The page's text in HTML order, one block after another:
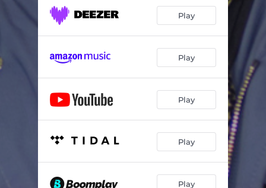
Inversão de Valores (Ao Vivo) 02:43
Play
Play
Play
Play
Play